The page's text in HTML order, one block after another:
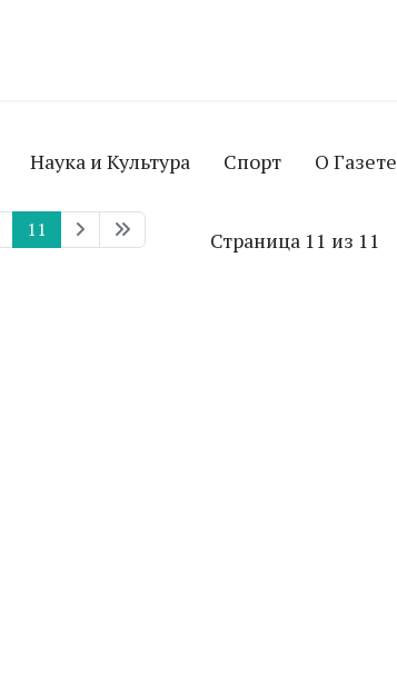
Наука и Культура Спорт О Газете
Страница 11 из 11
11